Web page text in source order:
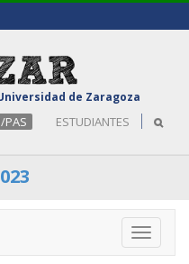
de Zaragoza
PAS ESTUDIANTES
Toggle